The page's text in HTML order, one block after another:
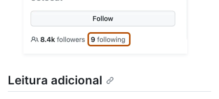
Leitura adicional